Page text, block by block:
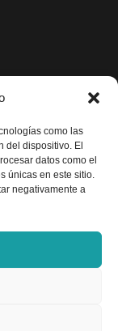
como las
del dispositivo. El
datos como el
únicas en este sitio.
negativamente a